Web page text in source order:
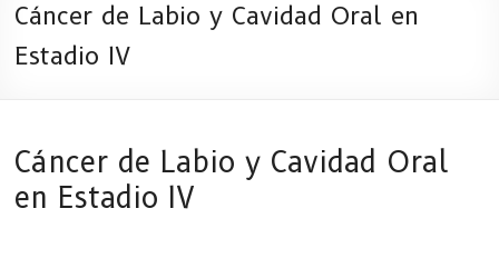
Cáncer de Labio y Cavidad Oral en
Estadio IV
Cáncer de Labio y Cavidad Oral
en Estadio IV